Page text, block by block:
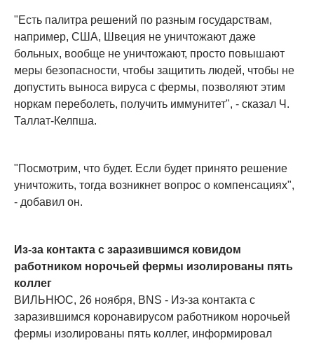
"Есть палитра решений по разным государствам,
например, США, Швеция не уничтожают даже
больных, вообще не уничтожают, просто повышают
меры безопасности, чтобы защитить людей, чтобы не
допустить выноса вируса с фермы, позволяют этим
норкам переболеть, получить иммунитет", - сказал Ч.
Таллат-Келпша.
"Посмотрим, что будет. Если будет принято решение
уничтожить, тогда возникнет вопрос о компенсациях",
- добавил он.
Из-за контакта с заразившимся ковидом
работником норочьей фермы изолированы пять
коллег
ВИЛЬНЮС, 26 ноября, BNS - Из-за контакта с
заразившимся коронавирусом работником норочьей
фермы изолированы пять коллег, информировал